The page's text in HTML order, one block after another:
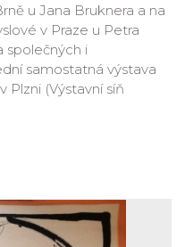
u Jana Bruknera a na
v Praze u Petra
společných i
samostatná výstava
Plzni (Výstavní síň